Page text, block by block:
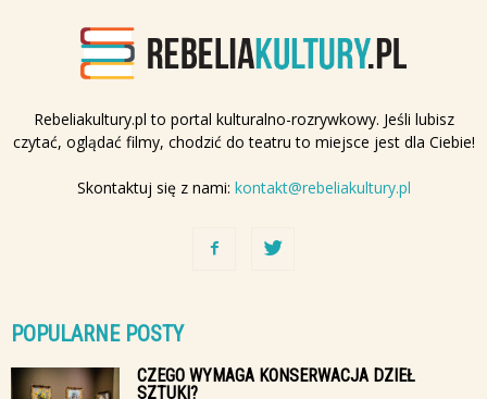
Rebeliakultury.pl to portal kulturalno-rozrywkowy. Jeśli lubisz
czytać, oglądać filmy, chodzić do teatru to miejsce jest dla Ciebie!
Skontaktuj się z nami: kontakt@rebeliakultury.pl
POPULARNE POSTY
CZEGO WYMAGA KONSERWACJA DZIEŁ
SZTUKI?